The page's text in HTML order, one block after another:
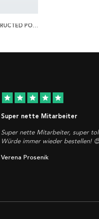
ALPHABET DECONSTRUCTED POSTER
star star star star star
Super nette Mitarbeiter
Super nette Mitarbeiter, super
Würde immer wieder bestellen!
Verena Prosenik